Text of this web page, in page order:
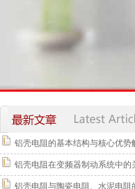
铝壳电阻的基本结构与核心优势
铝壳电阻在变频器制动系统中的
铝壳电阻与陶瓷电阻、水泥电阻